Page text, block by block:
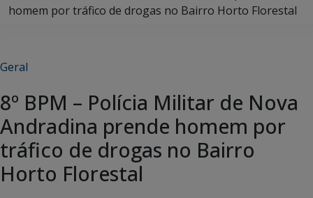
homem por tráfico de drogas no Bairro Horto Florestal
Geral
8º BPM – Polícia Militar de Nova
Andradina prende homem por
tráfico de drogas no Bairro
Horto Florestal